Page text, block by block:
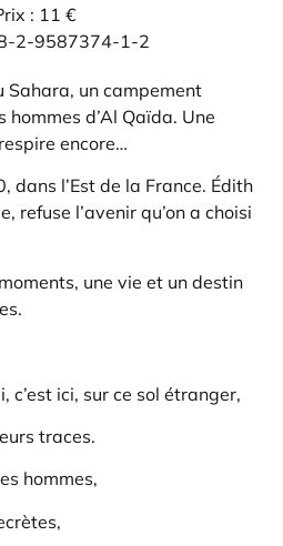
: 11 €
2-9587374-1-2
Sahara, un campement
d’Al Qaïda. Une
encore…
dans l’Est de la France. Édith
refuse l’avenir qu’on a choisi
une vie et un destin
c’est ici, sur ce sol étranger,
traces.
hommes,